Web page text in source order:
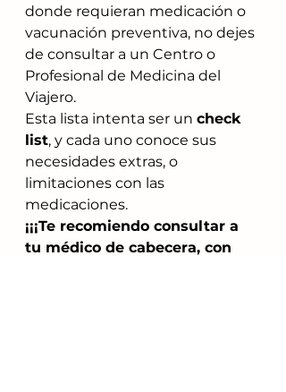
donde requieran medicación o
vacunación preventiva, no dejes
de consultar a un Centro o
Profesional de Medicina del
Viajero.
Esta lista intenta ser un check
list, y cada uno conoce sus
necesidades extras, o
limitaciones con las
medicaciones.
¡¡¡Te recomiendo consultar a
tu médico de cabecera, con